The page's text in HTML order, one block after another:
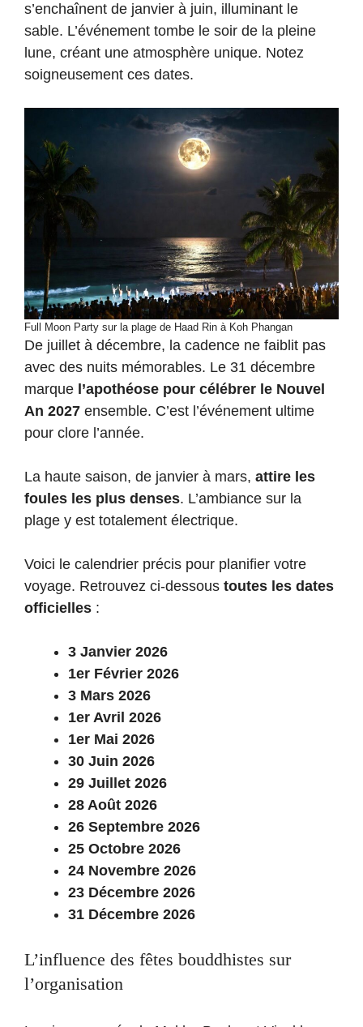
s’enchaînent de janvier à juin, illuminant le
sable. L’événement tombe le soir de la pleine
lune, créant une atmosphère unique. Notez
soigneusement ces dates.
Full Moon Party sur la plage de Haad Rin à Koh Phangan
De juillet à décembre, la cadence ne faiblit pas
avec des nuits mémorables. Le 31 décembre
marque l’apothéose pour célébrer le Nouvel
An 2027 ensemble. C’est l’événement ultime
pour clore l’année.
La haute saison, de janvier à mars, attire les
foules les plus denses. L’ambiance sur la
plage y est totalement électrique.
Voici le calendrier précis pour planifier votre
voyage. Retrouvez ci-dessous toutes les dates
officielles :
3 Janvier 2026
1er Février 2026
3 Mars 2026
1er Avril 2026
1er Mai 2026
30 Juin 2026
29 Juillet 2026
28 Août 2026
26 Septembre 2026
25 Octobre 2026
24 Novembre 2026
23 Décembre 2026
31 Décembre 2026
L’influence des fêtes bouddhistes sur
l’organisation